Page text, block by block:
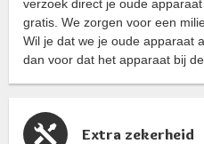
verzoek direct je oude
gratis. We zorgen voor een
Wil je dat we je oude apparaat
dan voor dat het apparaat bij
Extra zekerheid